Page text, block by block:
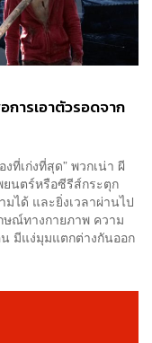
การเอาตัวรอดจาก
ที่เก่งที่สุด” พวกเน่า ผี
ยนตร์หรือซีรีส์กระตุก
ได้ และยิ่งเวลาผ่านไป
ษณ์ทางกายภาพ ความ
มีแง่มุมแตกต่างกันออก